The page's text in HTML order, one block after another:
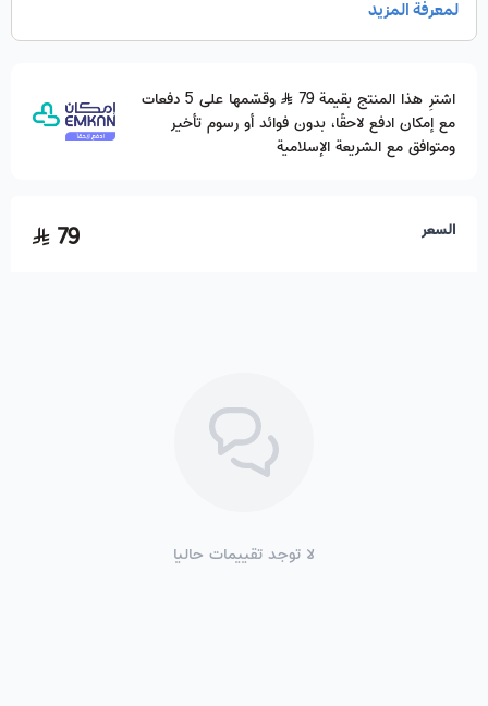
اشترِ هذا المنتج بقيمة 79
وقسّمها على 5 دفعات
مع إمكان ادفع لاحقًا، بدون فوائد أو رسوم تأخير
ومتوافق مع الشريعة الإسلامية
السعر 79
لا توجد تقييمات حاليا